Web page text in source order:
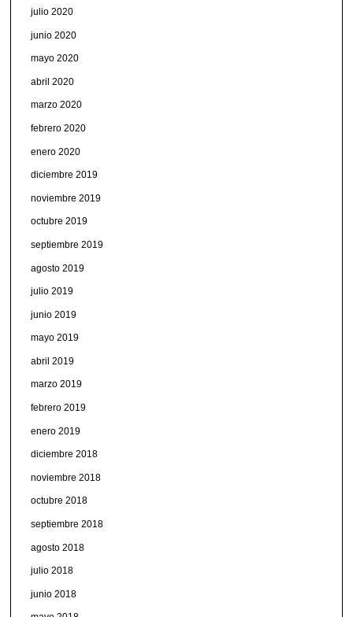
julio 2020
junio 2020
mayo 2020
abril 2020
marzo 2020
febrero 2020
enero 2020
diciembre 2019
noviembre 2019
octubre 2019
septiembre 2019
agosto 2019
julio 2019
junio 2019
mayo 2019
abril 2019
marzo 2019
febrero 2019
enero 2019
diciembre 2018
noviembre 2018
octubre 2018
septiembre 2018
agosto 2018
julio 2018
junio 2018